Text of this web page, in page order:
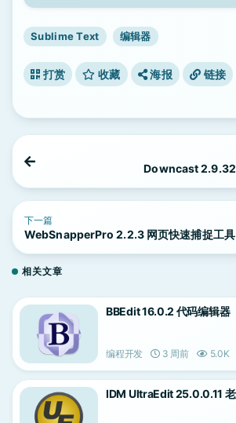
Sublime Text 编辑器
打赏 收藏 海报 链接
Downcast
下一篇
WebSnapperPro 2.2.3 网页快速捕捉工具
相关文章
BBEdit 16.0.2 代码编辑器
编程开发 3 周前 5.0K
IDM UltraEdit 25.0.0.11